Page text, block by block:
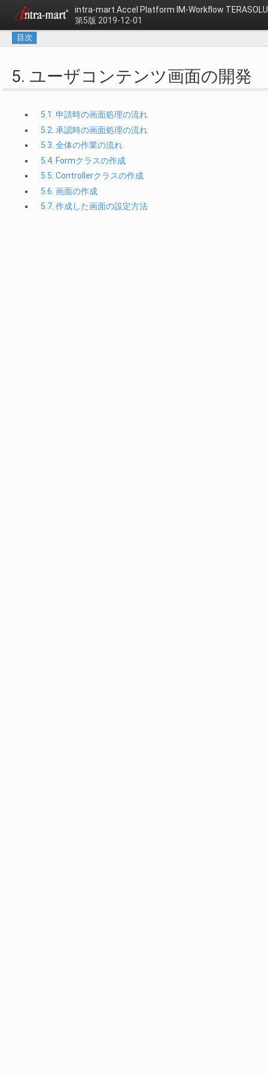
intra-mart Accel Platform IM-Workflow
第5版 2019-12-01
目次
5. ユーザコンテンツ画面の開発
5.1. 申請時の画面処理の流れ
5.2. 承認時の画面処理の流れ
5.3. 全体の作業の流れ
5.4. Formクラスの作成
5.5. Controllerクラスの作成
5.6. 画面の作成
5.7. 作成した画面の設定方法